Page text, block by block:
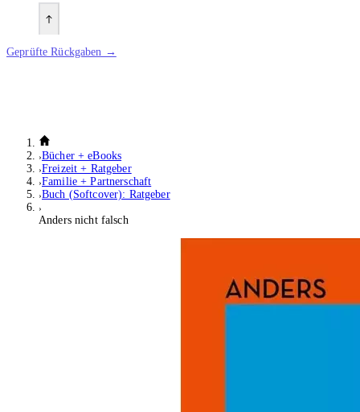
Geprüfte Rückgaben →
Bücher + eBooks
Freizeit + Ratgeber
Familie + Partnerschaft
Buch (Softcover): Ratgeber
Anders nicht falsch